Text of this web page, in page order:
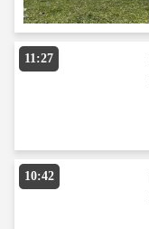
11:27
10:42